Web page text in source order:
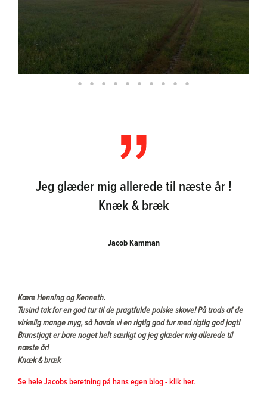
Jeg glæder mig allerede til næste år !
Knæk & bræk
Jacob Kamman
Kære Henning og Kenneth.
Tusind tak for en god tur til de pragtfulde polske skove! På trods af de
virkelig mange myg, så havde vi en rigtig god tur med rigtig god jagt!
Brunstjagt er bare noget helt særligt og jeg glæder mig allerede til
næste år!
Knæk & bræk
Se hele Jacobs beretning på hans egen blog - klik her.